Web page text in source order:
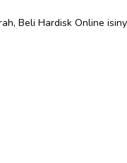
Beli Hardisk Online